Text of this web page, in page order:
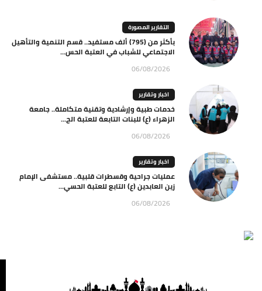
التقارير المصورة
بأكثر من (795) ألف مستفيد.. قسم التنمية والتأهيل
الاجتماعي للشباب في العتبة الحس...
06/08/2026
اخبار وتقارير
خدمات طبية وإرشادية وتقنية متكاملة.. جامعة
الزهراء (ع) للبنات التابعة للعتبة الح...
06/08/2026
اخبار وتقارير
عمليات جراحية وقسطرات قلبية.. مستشفى الإمام
زين العابدين (ع) التابع للعتبة الحسي...
06/08/2026